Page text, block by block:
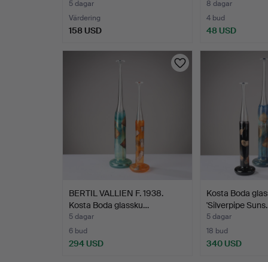
5 dagar
Värdering
158 USD
8 dagar
4 bud
48 USD
BERTIL VALLIEN F. 1938.
Kosta Boda glassku…
5 dagar
6 bud
294 USD
Kosta Boda
'Silverpipe
5 dagar
18 bud
340 USD